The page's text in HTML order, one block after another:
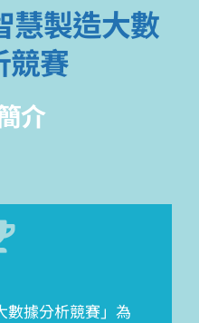
慧製造大數
競賽
介
數據分析競賽」為